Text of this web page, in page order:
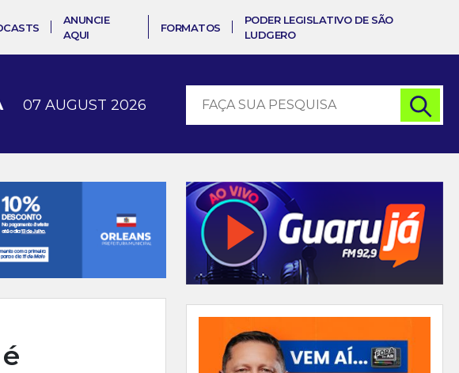
ANUNCIE
AQUI
FORMATOS
PODER LEGISLATIVO DE SÃO
LUDGERO
07 AUGUST 2026